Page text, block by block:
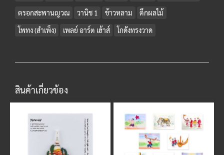
ตรอกสะพานญวณ
วานิช 1 ข้าวหลาม
ตึกผลไม้
โพทง (สำเพ็ง)
เพลย์ อาร์ต เฮ้าส์ โกดังทรงวาด
สินค้าเกี่ยวข้อง